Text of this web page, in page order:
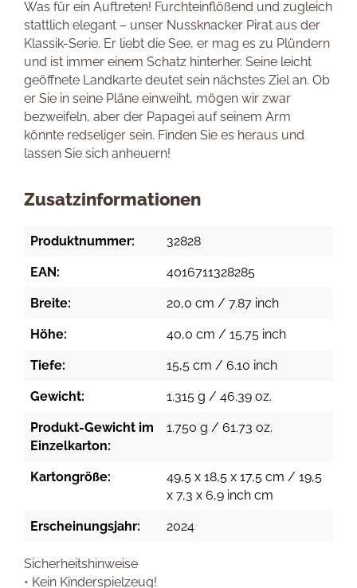
Was für ein Auftreten! Furchteinflößend und zugleich
stattlich elegant – unser Nussknacker Pirat aus der
Klassik-Serie. Er liebt die See, er mag es zu Plündern
und ist immer einem Schatz hinterher. Seine leicht
geöffnete Landkarte deutet sein nächstes Ziel an. Ob
er Sie in seine Pläne einweiht, mögen wir zwar
bezweifeln, aber der Papagei auf seinem Arm
könnte redseliger sein. Finden Sie es heraus und
lassen Sie sich anheuern!
Zusatzinformationen
Produktnummer: 32828
EAN: 4016711328285
Breite: 20,0 cm / 7.87 inch
Höhe: 40,0 cm / 15.75 inch
Tiefe: 15,5 cm / 6.10 inch
Gewicht: 1.315 g / 46.39 oz.
Produkt-Gewicht im
Einzelkarton:
1.750 g / 61.73 oz.
Kartongröße:
49,5 x 18,5 x 17,5 cm / 19,5
x 7,3 x 6,9 inch cm
Erscheinungsjahr: 2024
Sicherheitshinweise
• Kein Kinderspielzeug!